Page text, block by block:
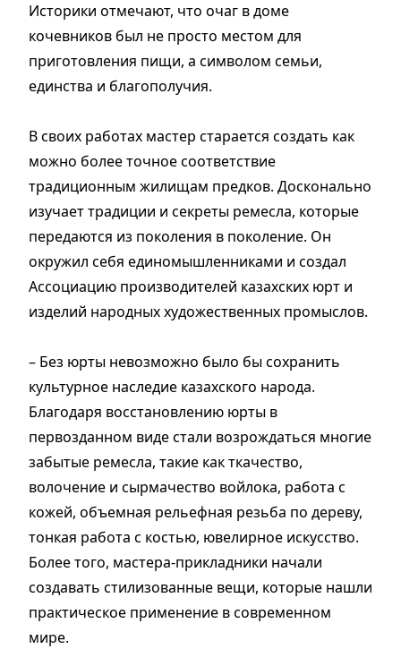
Историки отмечают, что очаг в доме
кочевников был не просто местом для
приготовления пищи, а символом семьи,
единства и благополучия.
В своих работах мастер старается создать как
можно более точное соответствие
традиционным жилищам предков. Досконально
изучает традиции и секреты ремесла, которые
передаются из поколения в поколение. Он
окружил себя единомышленниками и создал
Ассоциацию производителей казахских юрт и
изделий народных художественных промыслов.
– Без юрты невозможно было бы сохранить
культурное наследие казахского народа.
Благодаря восстановлению юрты в
первозданном виде стали возрождаться многие
забытые ремесла, такие как ткачество,
волочение и сырмачество войлока, работа с
кожей, объемная рельефная резьба по дереву,
тонкая работа с костью, ювелирное искусство.
Более того, мастера-прикладники начали
создавать стилизованные вещи, которые нашли
практическое применение в современном
мире.